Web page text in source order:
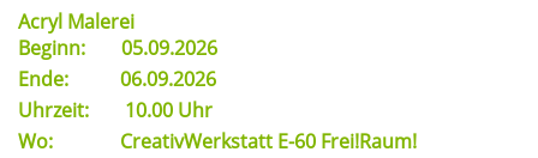
Acryl Malerei
Beginn:
05.09.2026
Ende:
06.09.2026
Uhrzeit:
10.00 Uhr
Wo:
CreativWerkstatt E-60 Frei!Raum!